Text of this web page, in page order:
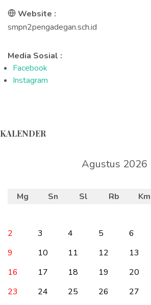
Website :
smpn2pengadegan.sch.id
Media Sosial :
Facebook
Instagram
KALENDER
Agustus 2026
Mg Sn Sl Rb Km
2
3 4 5 6
9
10 11 12 13
16
17 18 19 20
23
24 25 26 27